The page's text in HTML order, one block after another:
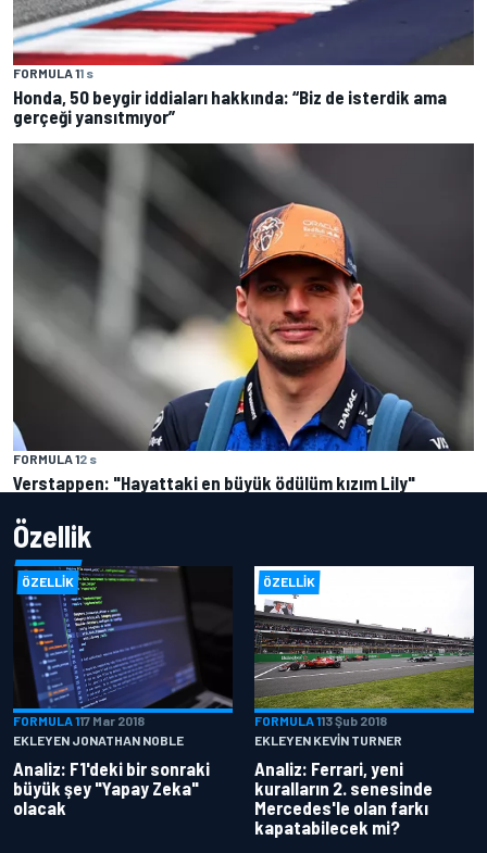
FORMULA 11 s
Honda, 50 beygir iddiaları hakkında: “Biz de isterdik ama
gerçeği yansıtmıyor”
FORMULA 12 s
Verstappen: "Hayattaki en büyük ödülüm kızım Lily"
Özellik
ÖZELLIK
FORMULA 117 Mar 2018
EKLEYEN JONATHAN NOBLE
Analiz: F1'deki bir sonraki
büyük şey "Yapay Zeka"
olacak
ÖZELLIK
FORMULA 113 Şub 2018
EKLEYEN KEVIN TURNER
Analiz: Ferrari, yeni
kuralların 2. senesinde
Mercedes'le olan farkı
kapatabilecek mi?